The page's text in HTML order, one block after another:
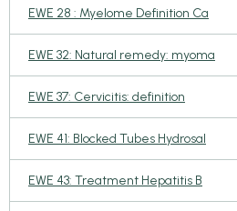
EWE 28 : Myelome Definition Ca
EWE 32: Natural remedy: myoma
EWE 37: Cervicitis: definition
EWE 41: Blocked Tubes Hydrosal
EWE 43: Treatment Hepatitis B